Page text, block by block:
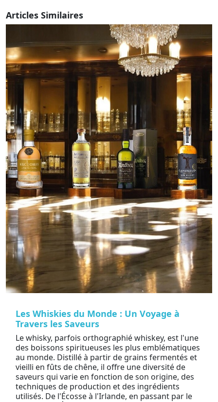
Articles Similaires
Les Whiskies du Monde : Un Voyage à
Travers les Saveurs
Le whisky, parfois orthographié whiskey, est l'une
des boissons spiritueuses les plus emblématiques
au monde. Distillé à partir de grains fermentés et
vieilli en fûts de chêne, il offre une diversité de
saveurs qui varie en fonction de son origine, des
techniques de production et des ingrédients
utilisés. De l'Écosse à l'Irlande, en passant par le